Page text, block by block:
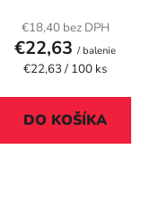
€18,40 bez DPH
€22,63 / balenie
Jednotková
€22,63 / 100 ks
DO KOŠÍKA